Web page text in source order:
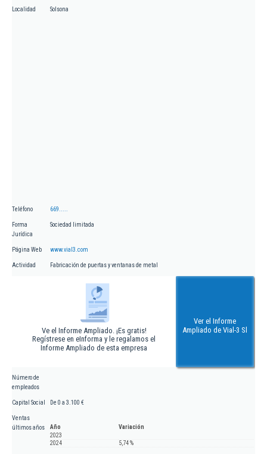
Localidad Solsona
Teléfono 669.....
Forma
Jurídica
Sociedad limitada
Página Web www.vial3.com
Actividad Fabricación de puertas y ventanas de metal
Ve el Informe Ampliado. ¡Es gratis!
Regístrese en eInforma y le regalamos el
Informe Ampliado de esta empresa
Ver el Informe
Ampliado de Vial-3 Sl
Número de
empleados
Capital Social De 0 a 3.100 €
Ventas
últimos años
Año
Variación
2023
2024
5,74 %